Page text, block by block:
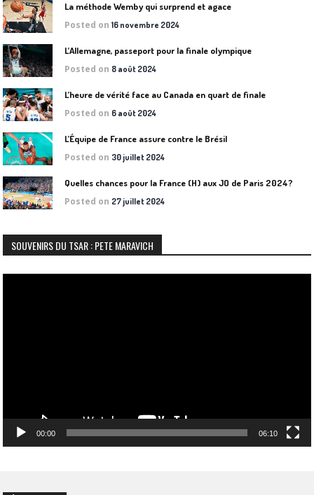
La méthode Wemby qui surprend et agace
Posted on16 novembre 2024
L’Allemagne, passeport pour la finale olympique
Posted on 8 août 2024
L’heure de vérité face au Canada en quart de finale
Posted on 6 août 2024
L’Équipe de France assure contre le Brésil
Posted on 30 juillet 2024
Quelles chances pour la France (H) aux JO de Paris 2024?
Posted on 27 juillet 2024
SOUVENIRS DU TSAR : PETE MARAVICH
00:00 06:10